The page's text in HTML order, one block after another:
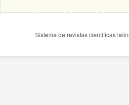
Sistema de revistas científicas